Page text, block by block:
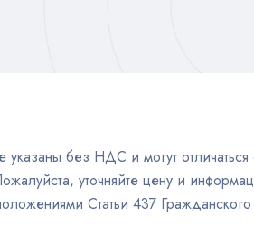
без НДС и могут отличаться
уточняйте цену и
Статьи 437